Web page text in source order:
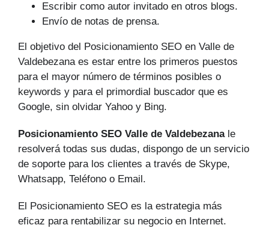
Escribir como autor invitado en otros blogs.
Envío de notas de prensa.
El objetivo del Posicionamiento SEO en Valle de
Valdebezana es estar entre los primeros puestos
para el mayor número de tér­minos posibles o
keywords y para el primordial buscador que es
Google, sin olvidar Yahoo y Bing.
Posicionamiento SEO Valle de Valdebezanale
resolverá todas sus dudas, dispongo de un servicio
de soporte para los clientes a través de Skype,
Whatsapp, Teléfono o Email.
El Posicionamiento SEO es la estrategia más
eficaz para rentabilizar su negocio en Internet.